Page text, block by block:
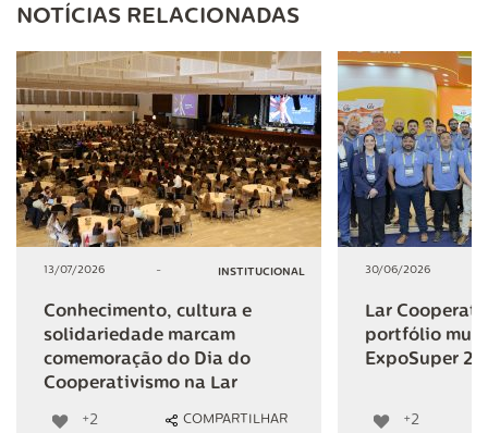
NOTÍCIAS RELACIONADAS
13/07/2026 - INSTITUCIONAL
Conhecimento, cultura e
solidariedade marcam
comemoração do Dia do
Cooperativismo na Lar
+2 COMPARTILHAR
30/06/2026
Lar
portfólio
ExpoSuper
+2